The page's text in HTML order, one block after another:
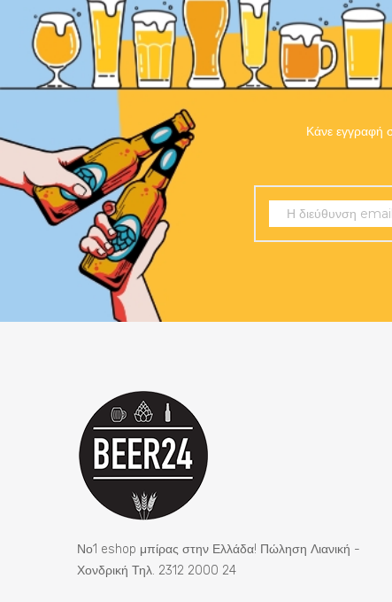
Κάνε εγγραφή
Νο1 eshop μπίρας στην Ελλάδα! Πώληση Λιανική -
Χονδρική Τηλ. 2312 2000 24